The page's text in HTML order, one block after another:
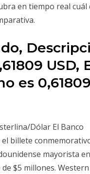
en tiempo real cuál
USD,
es 0,61809
Dólar El Banco
billete
mayorista
$5 millones. Western